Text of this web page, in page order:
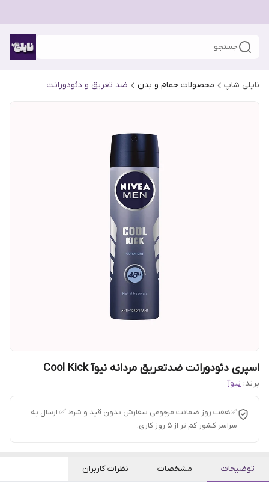
جستجو
نایلی شاپ محصولات حمام و بدن ضد تعریق و دئودورانت
اسپری دئودورانت ضدتعریق مردانه نیوآ Cool Kick
برند: نیوآ
✅هفت روز ضمانت مرجوعی سفارش بدون قید و شرط ✅ ارسال به
سراسر کشور کم تر از 5 روز کاری.
توضیحات مشخصات نظرات کاربران